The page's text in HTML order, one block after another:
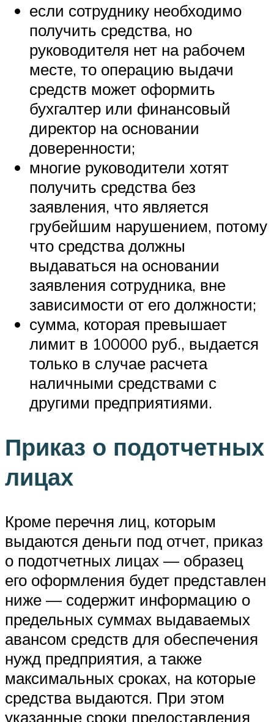
если сотруднику необходимо
получить средства, но
руководителя нет на рабочем
месте, то операцию выдачи
средств может оформить
бухгалтер или финансовый
директор на основании
доверенности;
многие руководители хотят
получить средства без
заявления, что является
грубейшим нарушением, потому
что средства должны
выдаваться на основании
заявления сотрудника, вне
зависимости от его должности;
сумма, которая превышает
лимит в 100000 руб., выдается
только в случае расчета
наличными средствами с
другими предприятиями.
Приказ о подотчетных
лицах
Кроме перечня лиц, которым
выдаются деньги под отчет, приказ
о подотчетных лицах — образец
его оформления будет представлен
ниже — содержит информацию о
предельных суммах выдаваемых
авансом средств для обеспечения
нужд предприятия, а также
максимальных сроках, на которые
средства выдаются. При этом
указанные сроки предоставления